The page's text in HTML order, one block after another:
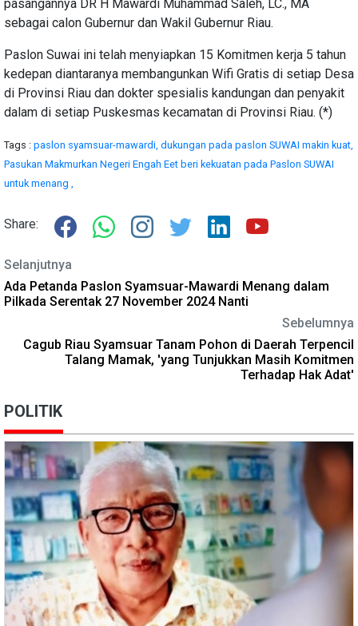
pasangannya DR H Mawardi Muhammad Saleh, LC., MA
sebagai calon Gubernur dan Wakil Gubernur Riau.
Paslon Suwai ini telah menyiapkan 15 Komitmen kerja 5 tahun
kedepan diantaranya membangunkan Wifi Gratis di setiap Desa
di Provinsi Riau dan dokter spesialis kandungan dan penyakit
dalam di setiap Puskesmas kecamatan di Provinsi Riau. (*)
Tags : paslon syamsuar-mawardi, dukungan pada paslon SUWAI makin kuat,
Pasukan Makmurkan Negeri Engah Eet beri kekuatan pada Paslon SUWAI
untuk menang ,
Share:
Selanjutnya
Ada Petanda Paslon Syamsuar-Mawardi Menang dalam
Pilkada Serentak 27 November 2024 Nanti
Sebelumnya
Cagub Riau Syamsuar Tanam Pohon di Daerah Terpencil
Talang Mamak, 'yang Tunjukkan Masih Komitmen
Terhadap Hak Adat'
POLITIK